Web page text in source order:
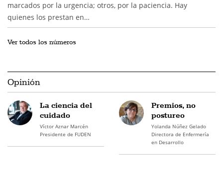
marcados por la urgencia; otros, por la paciencia. Hay
quienes los prestan en…
Ver todos los números
Opinión
La ciencia del
cuidado
Víctor Aznar Marcén
Presidente de FUDEN
Premios, no
postureo
Yolanda Núñez Gelado
Directora de Enfermería
en Desarrollo